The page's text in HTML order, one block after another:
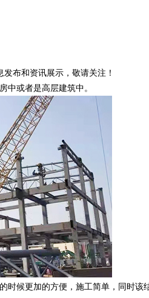
布和资讯展示，敬请关注！
或者是高层建筑中。
候更加的方便，施工简单，同时